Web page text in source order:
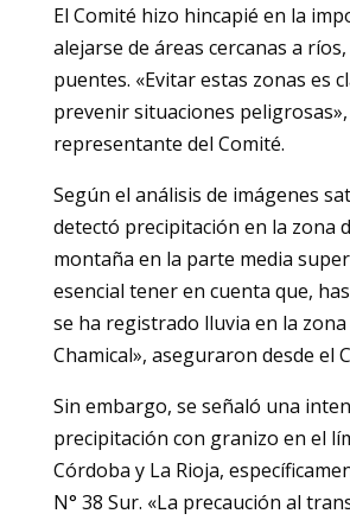
El Comité hizo hincapié en la
alejarse de áreas cercanas a
puentes. «Evitar estas zonas es
prevenir situaciones
representante del Comité.
Según el análisis de imágenes
detectó precipitación en la zona
montaña en la parte media
esencial tener en cuenta que,
se ha registrado lluvia en la
Chamical», aseguraron desde el
Sin embargo, se señaló una
precipitación con granizo en el
Córdoba y La Rioja,
N° 38 Sur. «La precaución al